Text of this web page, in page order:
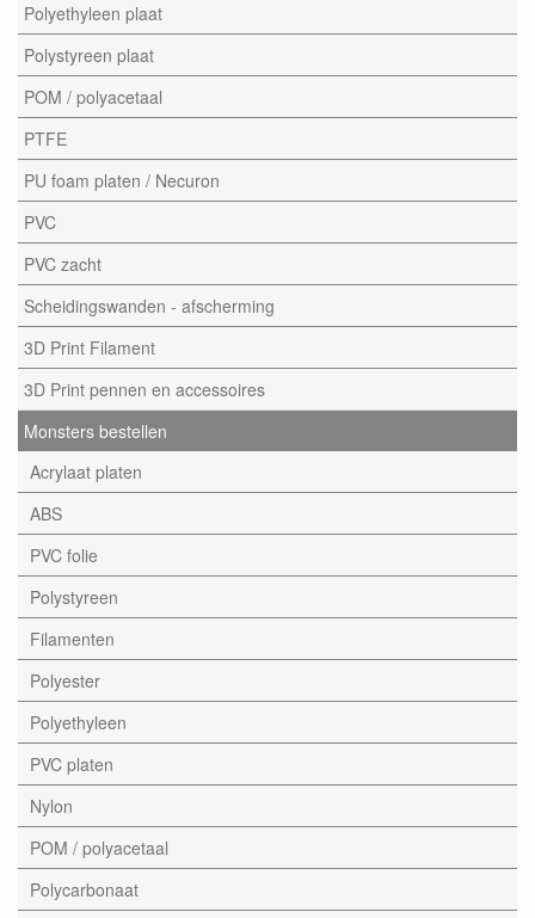
Polyethyleen plaat
Polystyreen plaat
POM / polyacetaal
PTFE
PU foam platen / Necuron
PVC
PVC zacht
Scheidingswanden - afscherming
3D Print Filament
3D Print pennen en accessoires
Monsters bestellen
Acrylaat platen
ABS
PVC folie
Polystyreen
Filamenten
Polyester
Polyethyleen
PVC platen
Nylon
POM / polyacetaal
Polycarbonaat